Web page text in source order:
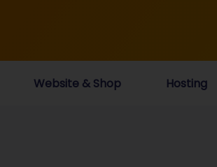
Website & Shop Hosting